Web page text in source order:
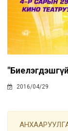
"Биелэгдэшгүй
2016/04/29